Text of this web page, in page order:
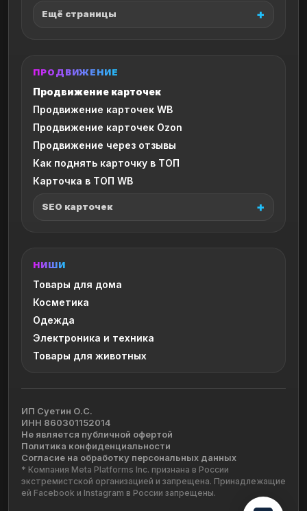
Ещё страницы
ПРОДВИЖЕНИЕ
Продвижение карточек
Продвижение карточек WB
Продвижение карточек Ozon
Продвижение через отзывы
Как поднять карточку в ТОП
Карточка в ТОП WB
SEO карточек
НИШИ
Товары для дома
Косметика
Одежда
Электроника и техника
Товары для животных
ИП Суетин О.С.
ИНН 860301152014
Не является публичной офертой
Политика конфиденциальности
Согласие на обработку персональных данных
* Компания Meta Platforms Inc. признана в России
экстремистской организацией и запрещена. Принадлежащие
ей Facebook и Instagram в России запрещены.